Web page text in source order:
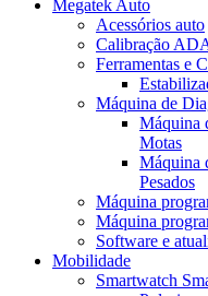
Megatek Auto
Acessórios auto
Calibração
Ferramentas e
Máquina de
Máquina
Motas
Máquina
Pesados
Máquina
Máquina
Software e
Mobilidade
Smartwatch